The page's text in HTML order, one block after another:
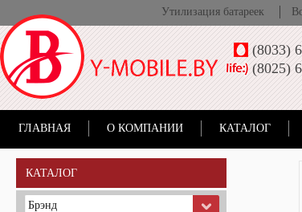
Утилизация батареек
(8033)
(8025)
ГЛАВНАЯ О КОМПАНИИ КАТАЛОГ
КАТАЛОГ
Брэнд